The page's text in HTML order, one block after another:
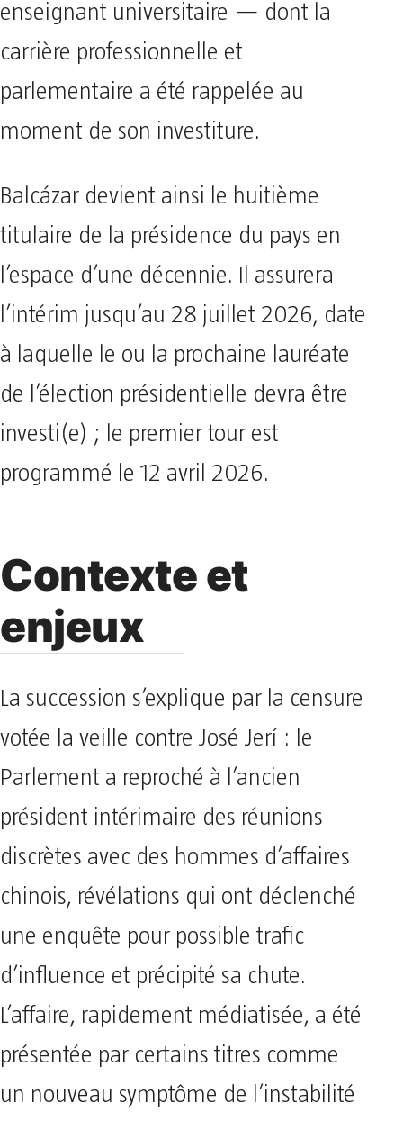
enseignant universitaire — dont la
carrière professionnelle et
parlementaire a été rappelée au
moment de son investiture.
Balcázar devient ainsi le huitième
titulaire de la présidence du pays en
l’espace d’une décennie. Il assurera
l’intérim jusqu’au 28 juillet 2026, date
à laquelle le ou la prochaine lauréate
de l’élection présidentielle devra être
investi(e) ; le premier tour est
programmé le 12 avril 2026.
Contexte et
enjeux
La succession s’explique par la censure
votée la veille contre José Jerí : le
Parlement a reproché à l’ancien
président intérimaire des réunions
discrètes avec des hommes d’affaires
chinois, révélations qui ont déclenché
une enquête pour possible trafic
d’influence et précipité sa chute.
L’affaire, rapidement médiatisée, a été
présentée par certains titres comme
un nouveau symptôme de l’instabilité